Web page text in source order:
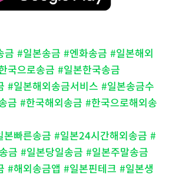
금 #일본송금 #엔화송금 #일본해외
국으로송금 #일본한국송금
#일본해외송금서비스 #일본송금수
금 #한국해외송금 #한국으로해외송
빠른송금 #일본24시간해외송금 #
금 #일본당일송금 #일본주말송금
#해외송금앱 #일본핀테크 #일본생